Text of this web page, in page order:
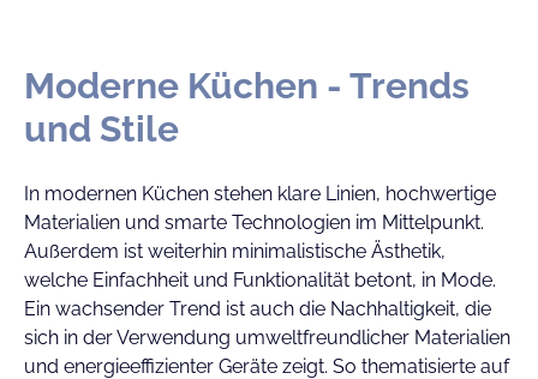
Moderne Küchen - Trends
und Stile
In modernen Küchen stehen klare Linien, hochwertige
Materialien und smarte Technologien im Mittelpunkt.
Außerdem ist weiterhin minimalistische Ästhetik,
welche Einfachheit und Funktionalität betont, in Mode.
Ein wachsender Trend ist auch die Nachhaltigkeit, die
sich in der Verwendung umweltfreundlicher Materialien
und energieeffizienter Geräte zeigt. So thematisierte auf